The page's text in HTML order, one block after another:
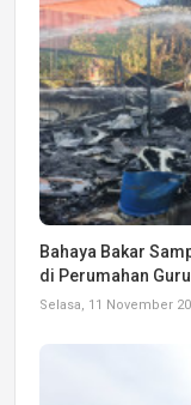
Bahaya Bakar
di Perumahan
Selasa, 11 November